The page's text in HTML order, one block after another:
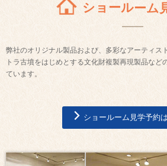
ショールーム
弊社のオリジナル製品および、多彩なアーティス
トラ古墳をはじめとする文化財複製再現製品など
ています。
ショールーム見学予約